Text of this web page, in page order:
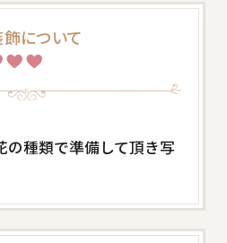
飾について
の種類で準備して頂き写